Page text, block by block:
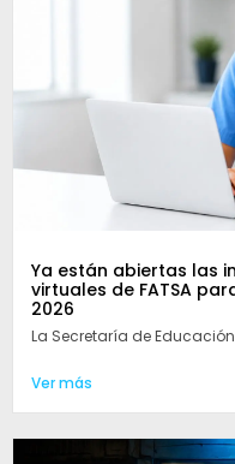
Ya están abiertas las
virtuales de FATSA
2026
La Secretaría de
Ver más